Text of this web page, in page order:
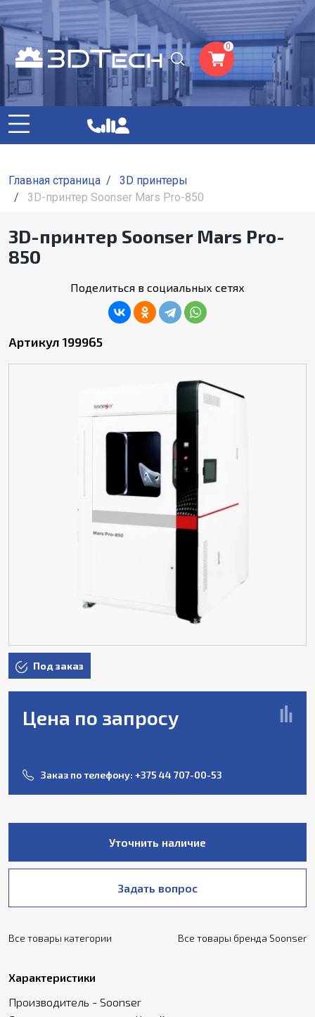
0
Главная страница /
3D принтеры
/
3D-принтер Soonser Mars Pro-850
3D-принтер Soonser Mars Pro-
850
Поделиться в социальных сетях
Артикул 199965
Под заказ
Цена по запросу
Заказ по телефону: +375 44 707-00-53
Уточнить наличие
Задать вопрос
Все товары категории Все товары бренда Soonser
Характеристики
Производитель - Soonser